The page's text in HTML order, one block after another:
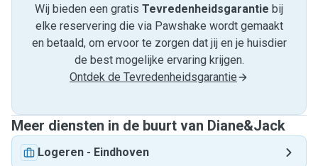
Wij bieden een gratis Tevredenheids­garantie bij
elke reservering die via Pawshake wordt gemaakt
en betaald, om ervoor te zorgen dat jij en je huisdier
de best mogelijke ervaring krijgen.
Ontdek de Tevredenheidsgarantie
Meer diensten in de buurt van Diane&Jack
Logeren - Eindhoven